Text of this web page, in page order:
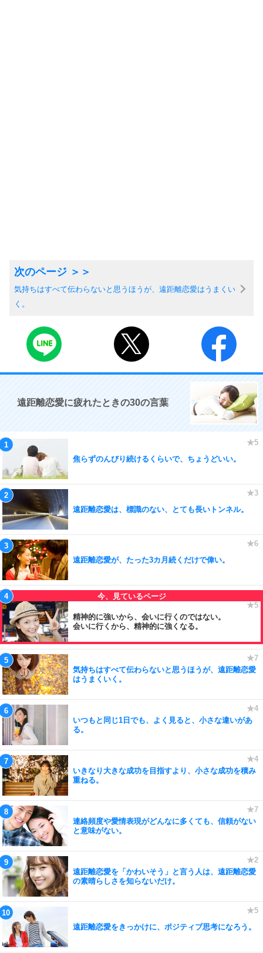
気持ちはすべて伝わらないと思うほうが、遠距離恋愛はうまくい
く。
遠距離恋愛に疲れたときの30の言葉
焦らずのんびり続けるくらいで、ちょうどいい。
遠距離恋愛は、標識のない、とても長いトンネル。
遠距離恋愛が、たった3カ月続くだけで偉い。
精神的に強いから、会いに行くのではない。
会いに行くから、精神的に強くなる。
気持ちはすべて伝わらないと思うほうが、遠距離恋愛
はうまくいく。
いつもと同じ1日でも、よく見ると、小さな違いがあ
る。
いきなり大きな成功を目指すより、小さな成功を積み
重ねる。
連絡頻度や愛情表現がどんなに多くても、信頼がない
と意味がない。
遠距離恋愛を「かわいそう」と言う人は、遠距離恋愛
の素晴らしさを知らないだけ。
遠距離恋愛をきっかけに、ポジティブ思考になろう。